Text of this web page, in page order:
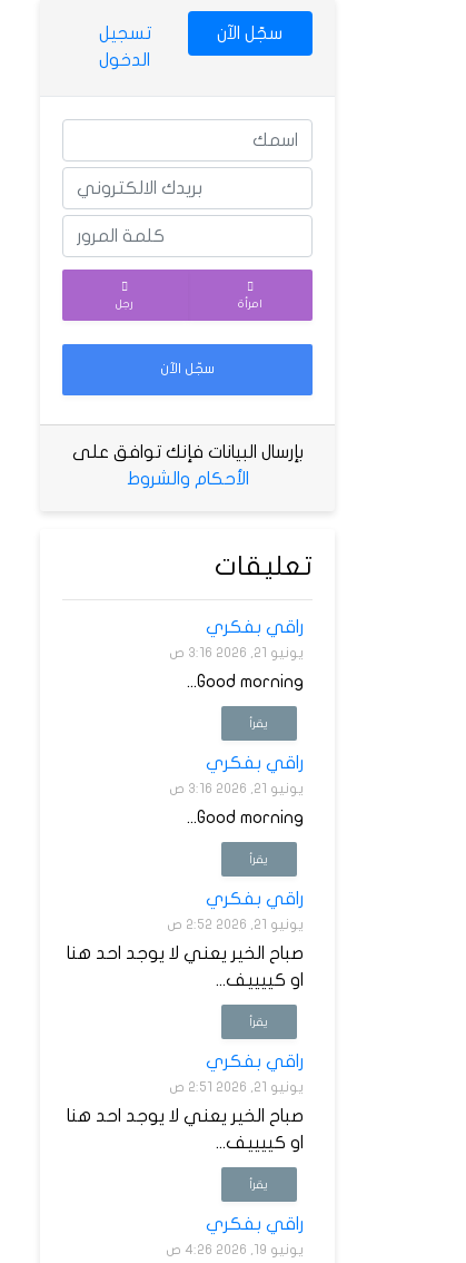
سجّل الآن
تسجيل
الدخول
امرأة رجل
سجّل الآن
بإرسال البيانات فإنك توافق على
الأحكام والشروط
تعليقات
راقي بفكري
يونيو 21, 2026 3:16 ص
Good morning...
يقرأ
راقي بفكري
يونيو 21, 2026 3:16 ص
Good morning...
يقرأ
راقي بفكري
يونيو 21, 2026 2:52 ص
صباح الخير يعني لا يوجد احد هنا
او كييييف...
يقرأ
راقي بفكري
يونيو 21, 2026 2:51 ص
صباح الخير يعني لا يوجد احد هنا
او كييييف...
يقرأ
راقي بفكري
يونيو 19, 2026 4:26 ص